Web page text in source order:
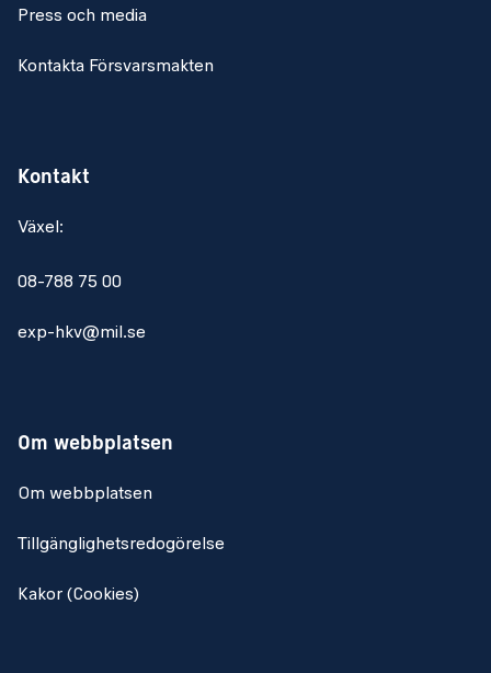
Press och media
Kontakta Försvarsmakten
Kontakt
Växel:
08-788 75 00
exp-hkv@mil.se
Om webbplatsen
Om webbplatsen
Tillgänglighetsredogörelse
Kakor (Cookies)